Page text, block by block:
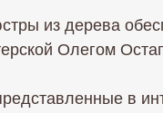
из дерева
Олегом
в